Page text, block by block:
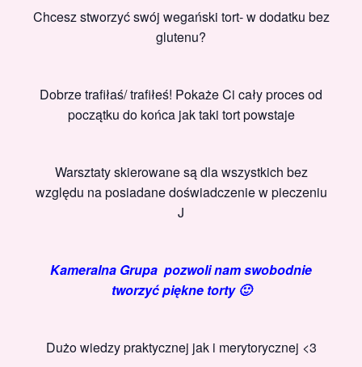
Chcesz stworzyć swój wegański tort- w dodatku bez
glutenu?
Dobrze trafiłaś/ trafiłeś! Pokaże Ci cały proces od
początku do końca jak taki tort powstaje
Warsztaty skierowane są dla wszystkich bez
względu na posiadane doświadczenie w pieczeniu
J
Kameralna Grupa pozwoli nam swobodnie
tworzyć piękne torty 🙂
Dużo wiedzy praktycznej jak i merytorycznej <3